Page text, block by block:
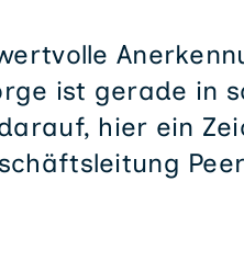
ist gerade in
hier ein